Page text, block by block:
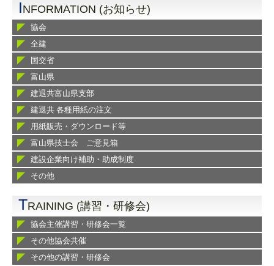
INFORMATION (お知らせ)
協会
全建
国交省
富山県
建退共富山県支部
建退共 各種用紙の注文
用紙販売・ダウンロード等
富山県技士会 ご意見箱
建設企業向け補助・助成制度
その他
TRAINING (講習・研修会)
協会主催講習・研修会一覧
その他協会共催
その他の講習・研修会